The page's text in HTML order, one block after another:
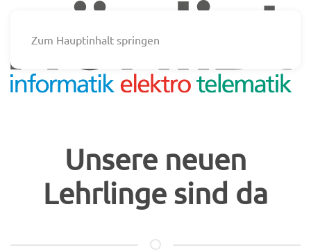
Zum Hauptinhalt springen
Unsere neuen
Lehrlinge sind da